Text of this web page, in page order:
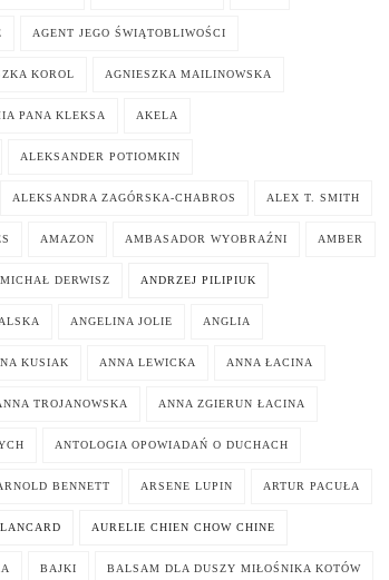
AGENT JEGO ŚWIĄTOBLIWOŚCI
KOROL AGNIESZKA MAILINOWSKA
PANA KLEKSA AKELA
ALEKSANDER POTIOMKIN
ALEKSANDRA ZAGÓRSKA-CHABROS ALEX T. SMITH
AMAZON AMBASADOR WYOBRAŹNI AMBER
DERWISZ ANDRZEJ PILIPIUK
ANGELINA JOLIE ANGLIA
KUSIAK ANNA LEWICKA ANNA ŁACINA
TROJANOWSKA ANNA ZGIERUN ŁACINA
ANTOLOGIA OPOWIADAŃ O DUCHACH
BENNETT ARSENE LUPIN ARTUR PACUŁA
AURELIE CHIEN CHOW CHINE
BAJKI BALSAM DLA DUSZY MIŁOŚNIKA KOTÓW